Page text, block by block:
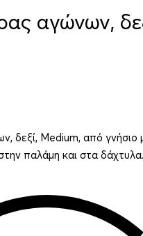
αγώνων,
δεξί, Medium, από γνήσιο
παλάμη και στα δάχτυλα.